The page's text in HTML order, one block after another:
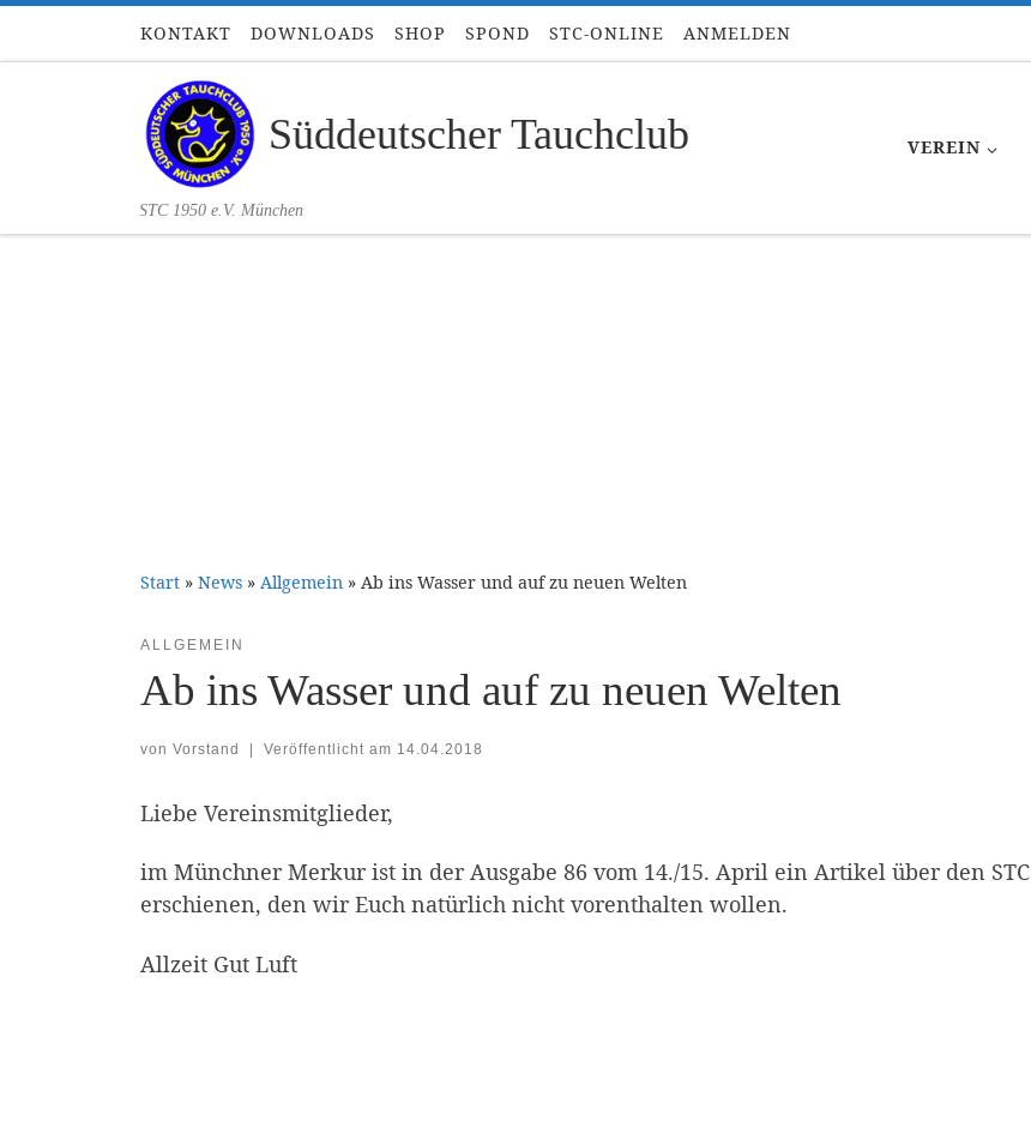
Zum Inhalt springen
KONTAKT DOWNLOADS SHOP SPOND STC-ONLINE ANMELDEN
Süddeutscher Tauchclub
STC 1950 e.V. München
VEREIN
Start » News » Allgemein » Ab ins Wasser und auf zu neuen Welten
ALLGEMEIN
Ab ins Wasser und auf zu neuen Welten
von Vorstand | Veröffentlicht am 14.04.2018
Liebe Vereinsmitglieder,
im Münchner Merkur ist in der Ausgabe 86 vom 14./15. April ein Artikel über den STC
erschienen, den wir Euch natürlich nicht vorenthalten wollen.
Allzeit Gut Luft